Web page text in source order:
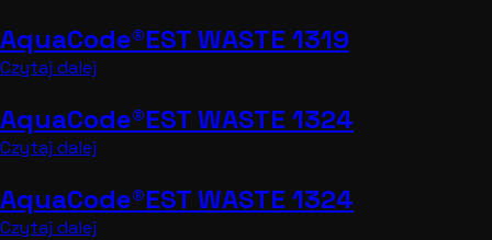
AquaCode®EST WASTE 1319
Czytaj dalej
AquaCode®EST WASTE 1324
Czytaj dalej
AquaCode®EST WASTE 1324
Czytaj dalej